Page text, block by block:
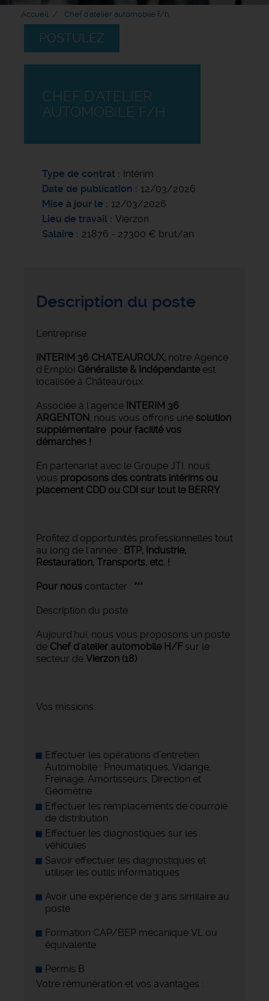
Accueil Chef d'atelier automobile f/h
POSTULEZ
CHEF D'ATELIER
AUTOMOBILE F/H
Type de contrat
Intérim
Date de publication
12/03/2026
Mise à jour le
12/03/2026
Lieu de travail
Vierzon
Salaire
21876 - 27300 € brut/an
Description du poste
L'entreprise
INTERIM 36 CHATEAUROUX, notre Agence
d'Emploi Généraliste & Indépendante est
localisée à Châteauroux.
Associée à l'agence INTERIM 36
ARGENTON, nous vous offrons une solution
supplémentaire pour facilité vos
démarches !
En partenariat avec le Groupe JTI, nous
vous proposons des contrats intérims ou
placement CDD ou CDI sur tout le BERRY
Profitez d'opportunités professionnelles tout
au long de l'année : BTP, Industrie,
Restauration, Transports, etc. !
Pour nous contacter : ***
Description du poste
Aujourd'hui, nous vous proposons un poste
de Chef d'atelier automobileH/Fsur le
secteur de Vierzon (18)
Vos missions:
Effectuer les opérations d’entretien
Automobile : Pneumatiques, Vidange,
Freinage, Amortisseurs, Direction et
Géométrie
Effectuer les remplacements de courroie
de distribution
Effectuer les diagnostiques sur les
véhicules
Savoir effectuer les diagnostiques et
utiliser les outils informatiques
Avoir une expérience de 3 ans similaire au
poste
Formation CAP/BEP mécanique VL ou
équivalente
Permis B
Votre rémunération et vos avantages :